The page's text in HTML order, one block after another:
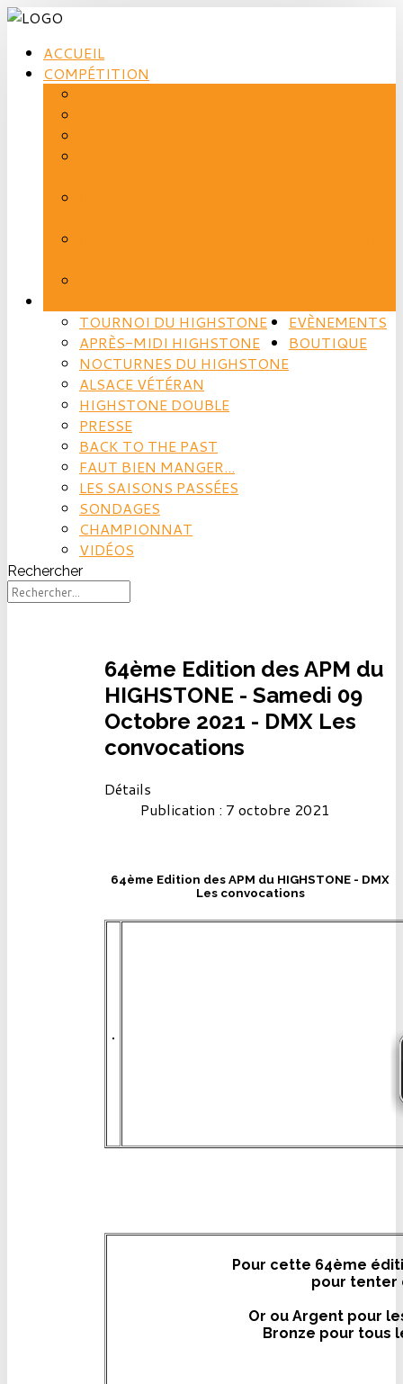
ACCUEIL
COMPÉTITION
TOURNOI DU HIGHSTONE
APRÈS-MIDI HIGHSTONE
NOCTURNES DU HIGHSTONE
ALSACE VÉTÉRAN
HIGHSTONE DOUBLE
EVÈNEMENTS
PRESSE
BACK TO THE PAST
FAUT BIEN MANGER...
LES SAISONS PASSÉES
SONDAGES
CHAMPIONNAT
VIDÉOS
BOUTIQUE
Rechercher
64ème Edition des APM du
HIGHSTONE - Samedi 09
Octobre 2021 - DMX Les
convocations
Détails
Publication : 7 octobre 2021
64ème Edition des APM du HIGHSTONE - DMX
Les convocations
Pour cette 64ème
pour tenter
Or ou Argent pour
Bronze pour tous